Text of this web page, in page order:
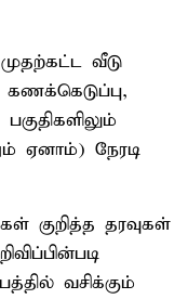
வீடு
கணக்கெடுப்பு,
ஏனாம்) நேரடி
குறித்த தரவுகள்
வசிக்கும்